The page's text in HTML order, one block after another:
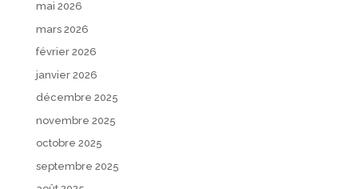
mai 2026
mars 2026
février 2026
janvier 2026
décembre 2025
novembre 2025
octobre 2025
septembre 2025